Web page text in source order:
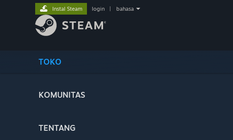
TOKO
KOMUNITAS
TENTANG
Instal Steam login bahasa